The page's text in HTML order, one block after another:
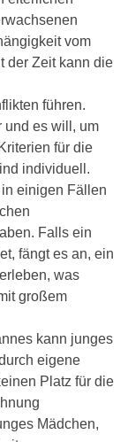
vom
der Zeit kann die
führen.
und es will, um
für die
individuell.
einigen Fällen
Falls ein
fängt es an, ein
was
großem
kann junges
eigene
Platz für die
Mädchen,